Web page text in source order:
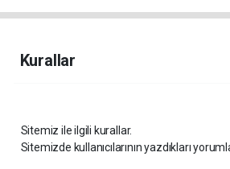
Kurallar
Sitemiz ile ilgili kurallar.
Sitemizde kullanıcılarının yazdıkları